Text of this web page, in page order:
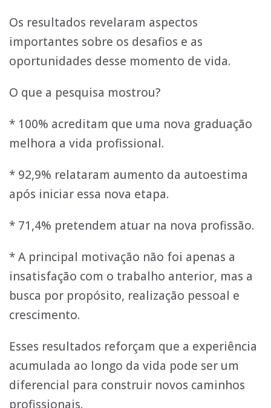
Os resultados revelaram aspectos
importantes sobre os desafios e as
oportunidades desse momento de vida.
O que a pesquisa mostrou?
* 100% acreditam que uma nova graduação
melhora a vida profissional.
* 92,9% relataram aumento da autoestima
após iniciar essa nova etapa.
* 71,4% pretendem atuar na nova profissão.
* A principal motivação não foi apenas a
insatisfação com o trabalho anterior, mas a
busca por propósito, realização pessoal e
crescimento.
Esses resultados reforçam que a experiência
acumulada ao longo da vida pode ser um
diferencial para construir novos caminhos
profissionais.